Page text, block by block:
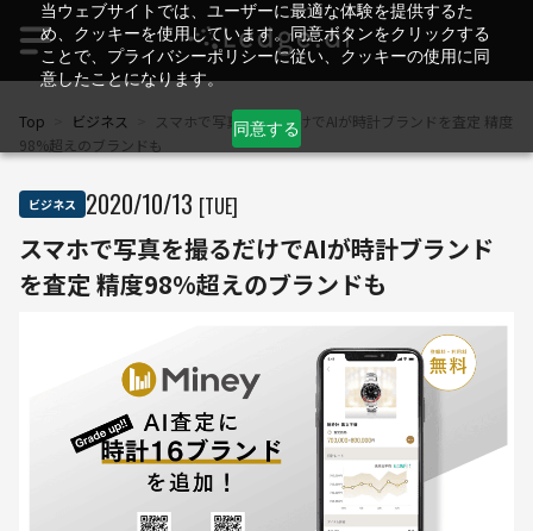
当ウェブサイトでは、ユーザーに最適な体験を提供するた
め、クッキーを使用しています。同意ボタンをクリックする
ことで、プライバシーポリシーに従い、クッキーの使用に同
意したことになります。
同意する
Top ビジネス
スマホで写真を撮るだけでAIが時計ブランドを査定 精度
98%超えのブランドも
ビジネス 2020/10/13 [TUE]
スマホで写真を撮るだけでAIが時計ブランド
を査定 精度98%超えのブランドも